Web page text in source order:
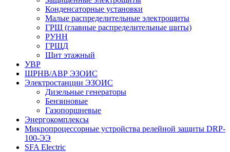
Конденсаторные установки
Малые распределительные электрощиты
ГРЩ (главные распределительные щиты)
РУНН
ГРЩД
Щит этажный
УВР
ЩРНВ/АВР ЭЗОИС
Электростанции ЭЗОИС
Дизельные генераторы
Бензиновые
Газопоршневые
Энергокомплексы
Микропроцессорные устройства релейной защиты DRP-
100-ЭЭ
SFA Electric